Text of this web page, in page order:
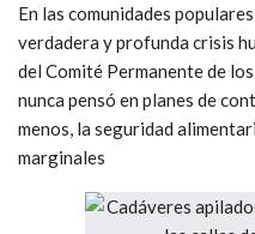
En las comunidades
verdadera y profunda crisis
del Comité Permanente de
nunca pensó en planes de
menos, la seguridad
marginales